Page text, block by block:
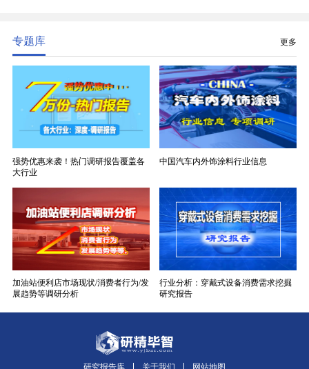
专题库 更多
强势优惠来袭！热门调研报告覆盖各
大行业
中国汽车内外饰涂料行业信息
加油站便利店市场现状/消费者行为/发
展趋势等调研分析
行业分析：穿戴式设备消费需求挖掘
研究报告
研究报告库 关于我们 网站地图